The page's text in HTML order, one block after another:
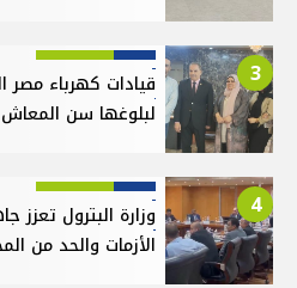
3
قيادات كهرباء
لبلوغها سن المعاش
4
وزارة البترول تعزز
الأزمات والحد من